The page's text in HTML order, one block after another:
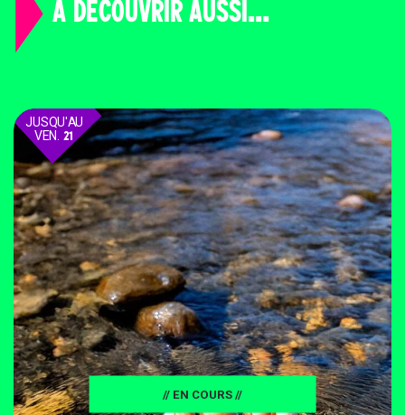
À DÉCOUVRIR AUSSI...
JUSQU'AU
VEN. 21
AOÛT
// EN COURS //